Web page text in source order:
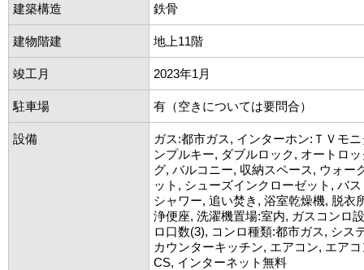
建築構造 鉄骨
建物階建 地上11階
竣工月 2023年1月
駐車場 有（空きについては要問合）
設備
ガス:都市ガス, インターホン:ＴＶモ
ンプルキー, ダブルロック, オートロ
グ, バルコニー, 収納スペース, ウォー
ット, シューズインクローゼット, バ
シャワー, 追い焚き, 浴室乾燥機, 脱衣
浄便座, 洗濯機置場:室内, ガスコンロ
ロ口数(3), コンロ種類:都市ガス, シス
カウンターキッチン, エアコン, エア
CS, インターネット無料